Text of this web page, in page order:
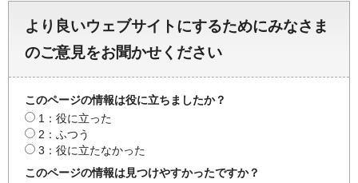
より良いウェブサイトにするためにみなさま
のご意見をお聞かせください
このページの情報は役に立ちましたか？
1：役に立った
2：ふつう
3：役に立たなかった
このページの情報は見つけやすかったですか？